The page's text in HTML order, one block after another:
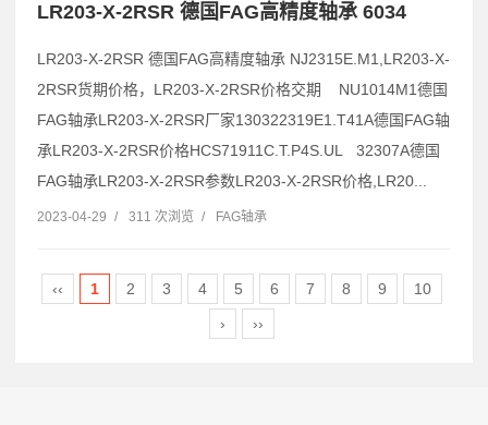
LR203-X-2RSR 德国FAG高精度轴承 6034
LR203-X-2RSR 德国FAG高精度轴承 NJ2315E.M1,LR203-X-
2RSR货期价格，LR203-X-2RSR价格交期 NU1014M1德国
FAG轴承LR203-X-2RSR厂家130322319E1.T41A德国FAG轴
承LR203-X-2RSR价格HCS71911C.T.P4S.UL 32307A德国
FAG轴承LR203-X-2RSR参数LR203-X-2RSR价格,LR20...
2023-04-29 / 311 次浏览 / FAG轴承
‹‹ 1 2 3 4 5 6 7 8 9
10
›
››